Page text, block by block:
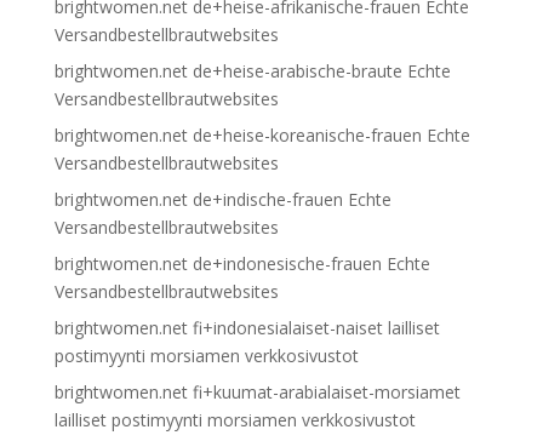
brightwomen.net de+heise-afrikanische-frauen Echte
Versandbestellbrautwebsites
brightwomen.net de+heise-arabische-braute Echte
Versandbestellbrautwebsites
brightwomen.net de+heise-koreanische-frauen Echte
Versandbestellbrautwebsites
brightwomen.net de+indische-frauen Echte
Versandbestellbrautwebsites
brightwomen.net de+indonesische-frauen Echte
Versandbestellbrautwebsites
brightwomen.net fi+indonesialaiset-naiset lailliset
postimyynti morsiamen verkkosivustot
brightwomen.net fi+kuumat-arabialaiset-morsiamet
lailliset postimyynti morsiamen verkkosivustot